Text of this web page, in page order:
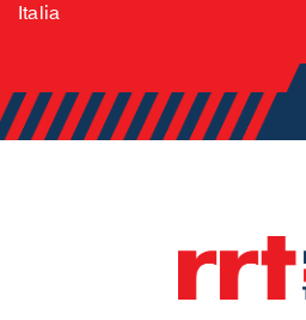
Italia